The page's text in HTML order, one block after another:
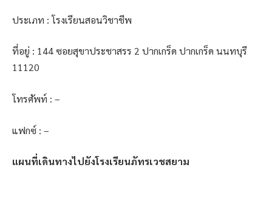
ประเภท : โรงเรียนสอนวิชาชีพ
ที่อยู่ : 144 ซอยสุขาประชาสรร 2 ปากเกร็ด ปากเกร็ด นนทบุรี
11120
โทรศัพท์ : –
แฟกซ์ : –
แผนที่เดินทางไปยังโรงเรียนภัทรเวชสยาม